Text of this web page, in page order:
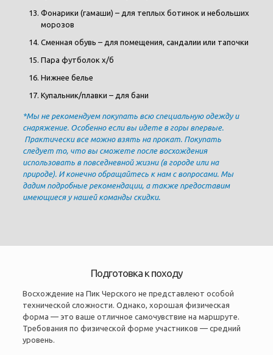
Фонарики (гамаши) – для теплых ботинок и небольших
морозов
Сменная обувь – для помещения, сандалии или тапочки
Пара футболок х/б
Нижнее белье
Купальник/плавки – для бани
*Мы не рекомендуем покупать всю специальную одежду и
снаряжение. Особенно если вы идете в горы впервые.
Практически все можно взять на прокат. Покупать
следует то, что вы сможете после восхождения
использовать в повседневной жизни (в городе или на
природе). И конечно обращайтесь к нам с вопросами. Мы
дадим подробные рекомендации, а также предоставим
имеющиеся у нашей команды скидки.
Подготовка к походу
Восхождение на Пик Черского не представлеют особой
технической сложности. Однако, хорошая физическая
форма — это ваше отличное самочувствие на маршруте.
Требования по физической форме участников — средний
уровень.